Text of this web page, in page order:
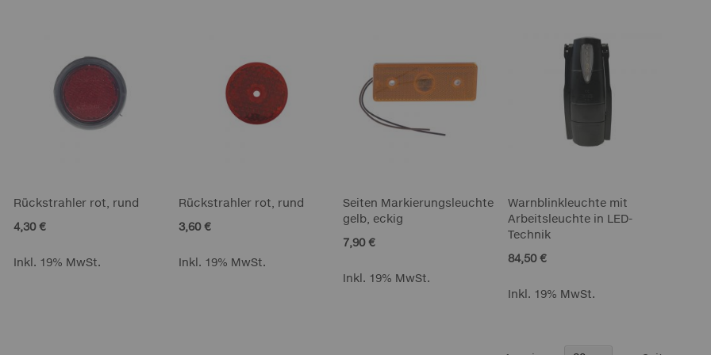
Rückstrahler rot, rund
4,30 €
Inkl. 19% MwSt.
Rückstrahler rot, rund
3,60 €
Inkl. 19% MwSt.
Seiten Markierungsleuchte
gelb, eckig
7,90 €
Inkl. 19% MwSt.
Warnblinkleuchte mit
Arbeitsleuchte in LED-
Technik
84,50 €
Inkl. 19% MwSt.